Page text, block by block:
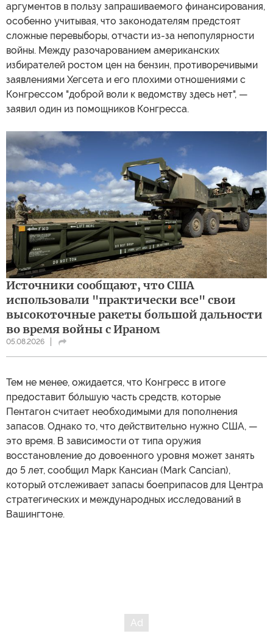
аргументов в пользу запрашиваемого финансирования,
особенно учитывая, что законодателям предстоят
сложные перевыборы, отчасти из-за непопулярности
войны. Между разочарованием американских
избирателей ростом цен на бензин, противоречивыми
заявлениями Хегсета и его плохими отношениями с
Конгрессом "доброй воли к ведомству здесь нет", —
заявил один из помощников Конгресса.
Источники сообщают, что США
использовали "практически все" свои
высокоточные ракеты большой дальности
во время войны с Ираном
05.08.2026
Тем не менее, ожидается, что Конгресс в итоге
предоставит бо́льшую часть средств, которые
Пентагон считает необходимыми для пополнения
запасов. Однако то, что действительно нужно США, —
это время. В зависимости от типа оружия
восстановление до довоенного уровня может занять
до 5 лет, сообщил Марк Кансиан (Mark Cancian),
который отслеживает запасы боеприпасов для Центра
стратегических и международных исследований в
Вашингтоне.